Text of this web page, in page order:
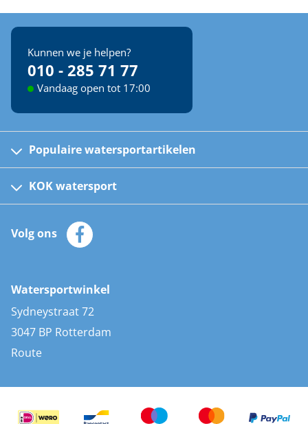
Kunnen we je helpen?
010 - 285 71 77
Vandaag open tot 17:00
Populaire watersportartikelen
Kinder reddingsvesten
Automatische reddingsvesten
Zeilkleding
Zonnepanelen
AIS transponders
Stootwillen en fenders
Bootkussens
Zwemtrappen
KOK watersport
Klantenservice
Merken
Volg ons
Watersportwinkel
Sydneystraat 72
3047 BP Rotterdam
Route